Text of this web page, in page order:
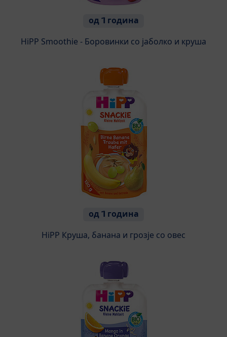
од 1 година
HiPP Smoothie - Боровинки со јаболко и круша
од 1 година
HiPP Круша, банана и грозје со овес